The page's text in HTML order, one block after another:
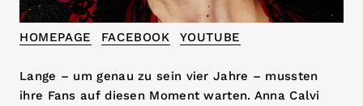
HOMEPAGE FACEBOOK YOUTUBE
Lange – um genau zu sein vier Jahre – mussten
ihre Fans auf diesen Moment warten. Anna Calvi